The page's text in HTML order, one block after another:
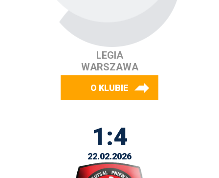
LEGIA
WARSZAWA
O KLUBIE
1:4
22.02.2026